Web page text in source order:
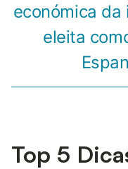
económica da
eleita
Top 5